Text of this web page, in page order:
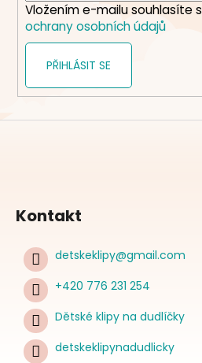
Vložením e-mailu souhlasíte s
ochrany osobních údajů
PŘIHLÁSIT SE
Kontakt
detskeklipy@gmail.com
+420 776 231 254
Dětské klipy na dudlíčky
detskeklipynadudlicky